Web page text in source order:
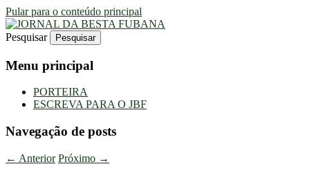
Pular para o conteúdo principal
JORNAL DA BESTA FUBANA
Uma Gazeta Escrota
Pesquisar
Menu principal
PORTEIRA
ESCREVA PARA O JBF
Navegação de posts
← Anterior Próximo →